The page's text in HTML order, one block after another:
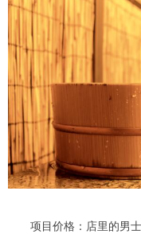
项目价格：店里的男士